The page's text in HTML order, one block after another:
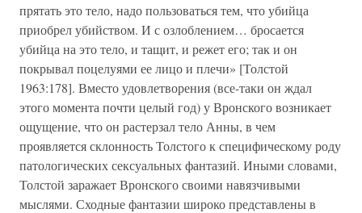
прятать это тело, надо пользоваться тем, что убийца
приобрел убийством. И с озлоблением… бросается
убийца на это тело, и тащит, и режет его; так и он
покрывал поцелуями ее лицо и плечи» [Толстой
1963:178]. Вместо удовлетворения (все-таки он ждал
этого момента почти целый год) у Вронского возникает
ощущение, что он растерзал тело Анны, в чем
проявляется склонность Толстого к специфическому роду
патологических сексуальных фантазий. Иными словами,
Толстой заражает Вронского своими навязчивыми
мыслями. Сходные фантазии широко представлены в